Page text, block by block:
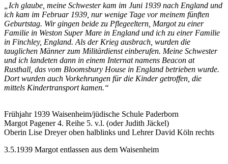
„Ich glaube, meine Schwester kam im Juni 1939 nach England und
ich kam im Februar 1939, nur wenige Tage vor meinem fünften
Geburtstag. Wir gingen beide zu Pflegeeltern, Margot zu einer
Familie in Weston Super Mare in England und ich zu einer Familie
in Finchley, England. Als der Krieg ausbrach, wurden die
tauglichen Männer zum Militärdienst einberufen. Meine Schwester
und ich landeten dann in einem Internat namens Beacon at
Rusthall, das vom Bloomsbury House in England betrieben wurde.
Dort wurden auch Vorkehrungen für die Kinder getroffen, die
mittels Kindertransport kamen.“
Frühjahr 1939 Waisenheim/jüdische Schule Paderborn
Margot Pagener 4. Reihe 5. v.l. (oder Judith Jäckel)
Oberin Lise Dreyer oben halblinks und Lehrer David Köln rechts
3.5.1939 Margot entlassen aus dem Waisenheim